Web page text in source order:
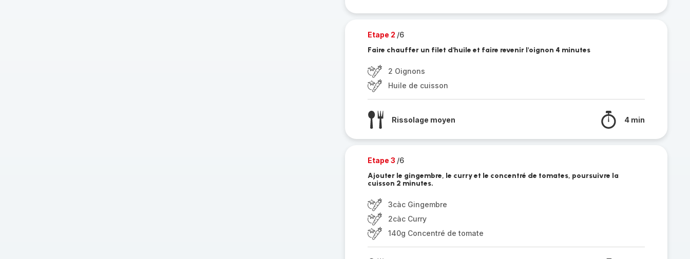
Etape 2 /6
Faire chauffer un filet d'huile et faire revenir l'oignon 4 minutes
2 Oignons
Huile de cuisson
Rissolage moyen 4 min
Etape 3 /6
Ajouter le gingembre, le curry et le concentré de tomates, poursuivre la
cuisson 2 minutes.
3càc Gingembre
2càc Curry
140g Concentré de tomate